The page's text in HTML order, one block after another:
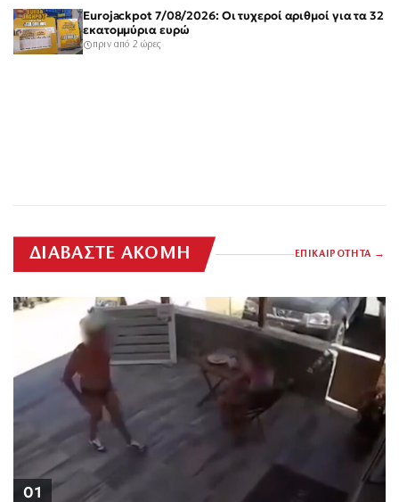
Eurojackpot 7/08/2026: Οι τυχεροί αριθμοί για τα 32
εκατομμύρια ευρώ
πριν από 2 ώρες
ΔΙΑΒΑΣΤΕ ΑΚΟΜΗ ΕΠΙΚΑΙΡΟΤΗΤΑ
01